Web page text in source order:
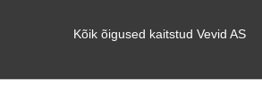
Kõik õigused kaitstud Vevid AS